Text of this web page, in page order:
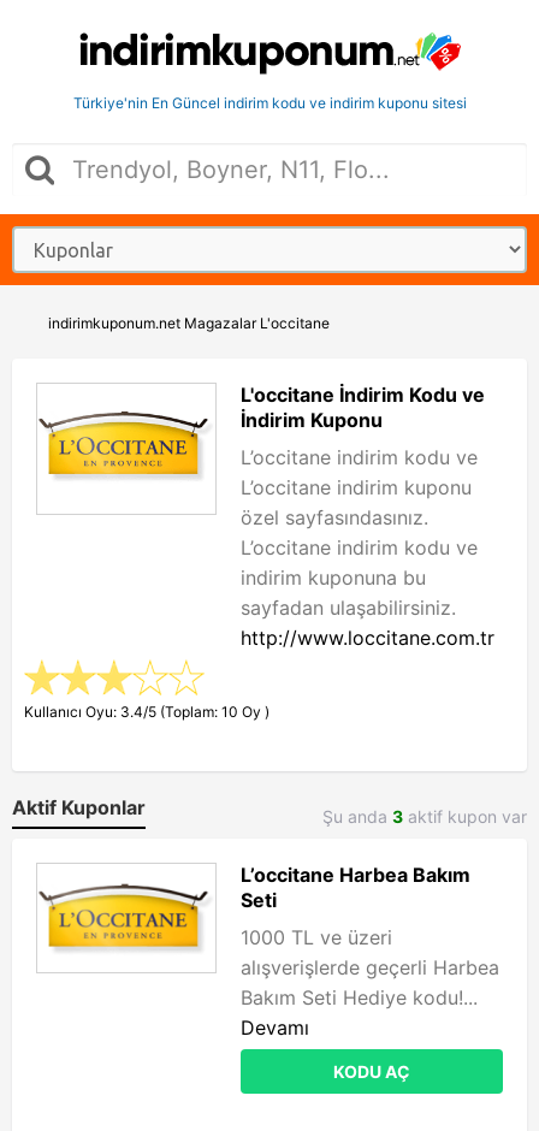
Türkiye'nin En Güncel indirim kodu ve indirim kuponu sitesi
indirimkuponum.net Magazalar L'occitane
L'occitane İndirim Kodu ve
İndirim Kuponu
L’occitane indirim kodu ve
L’occitane indirim kuponu
özel sayfasındasınız.
L’occitane indirim kodu ve
indirim kuponuna bu
sayfadan ulaşabilirsiniz.
http://www.loccitane.com.tr
Kullanıcı Oyu: 3.4/5 (Toplam: 10 Oy )
Aktif Kuponlar Şu anda 3 aktif kupon var
L’occitane Harbea Bakım
Seti
1000 TL ve üzeri
alışverişlerde geçerli Harbea
Bakım Seti Hediye kodu!...
Devamı
KODU AÇ